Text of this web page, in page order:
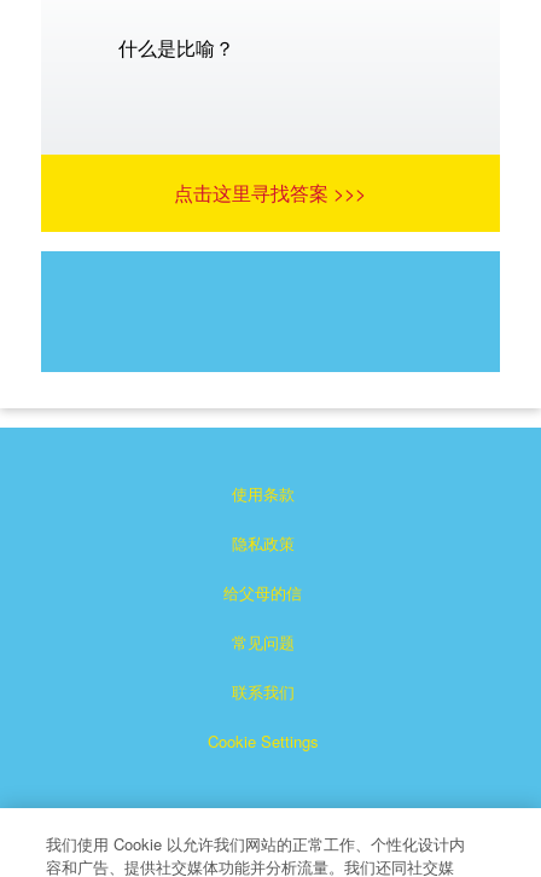
什么是比喻？
点击这里寻找答案 >>>
使用条款
隐私政策
给父母的信
常见问题
联系我们
Cookie Settings
我们使用 Cookie 以允许我们网站的正常工作、个性化设计内
容和广告、提供社交媒体功能并分析流量。我们还同社交媒